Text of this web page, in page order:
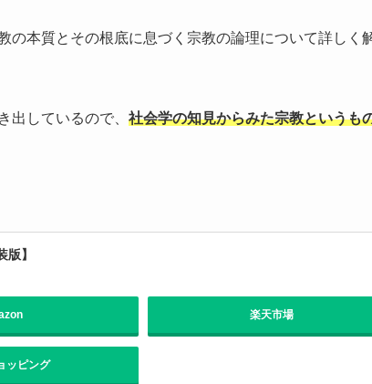
の本質とその根底に息づく宗教の論理について詳しく
出しているので、 社会学の知見からみた宗教というも
】
楽天市場
ッピング